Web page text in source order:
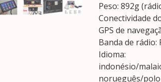
Peso: 892g
Conectividade
GPS de
Banda de rádio:
Idioma:
indonésio/
norueguês/